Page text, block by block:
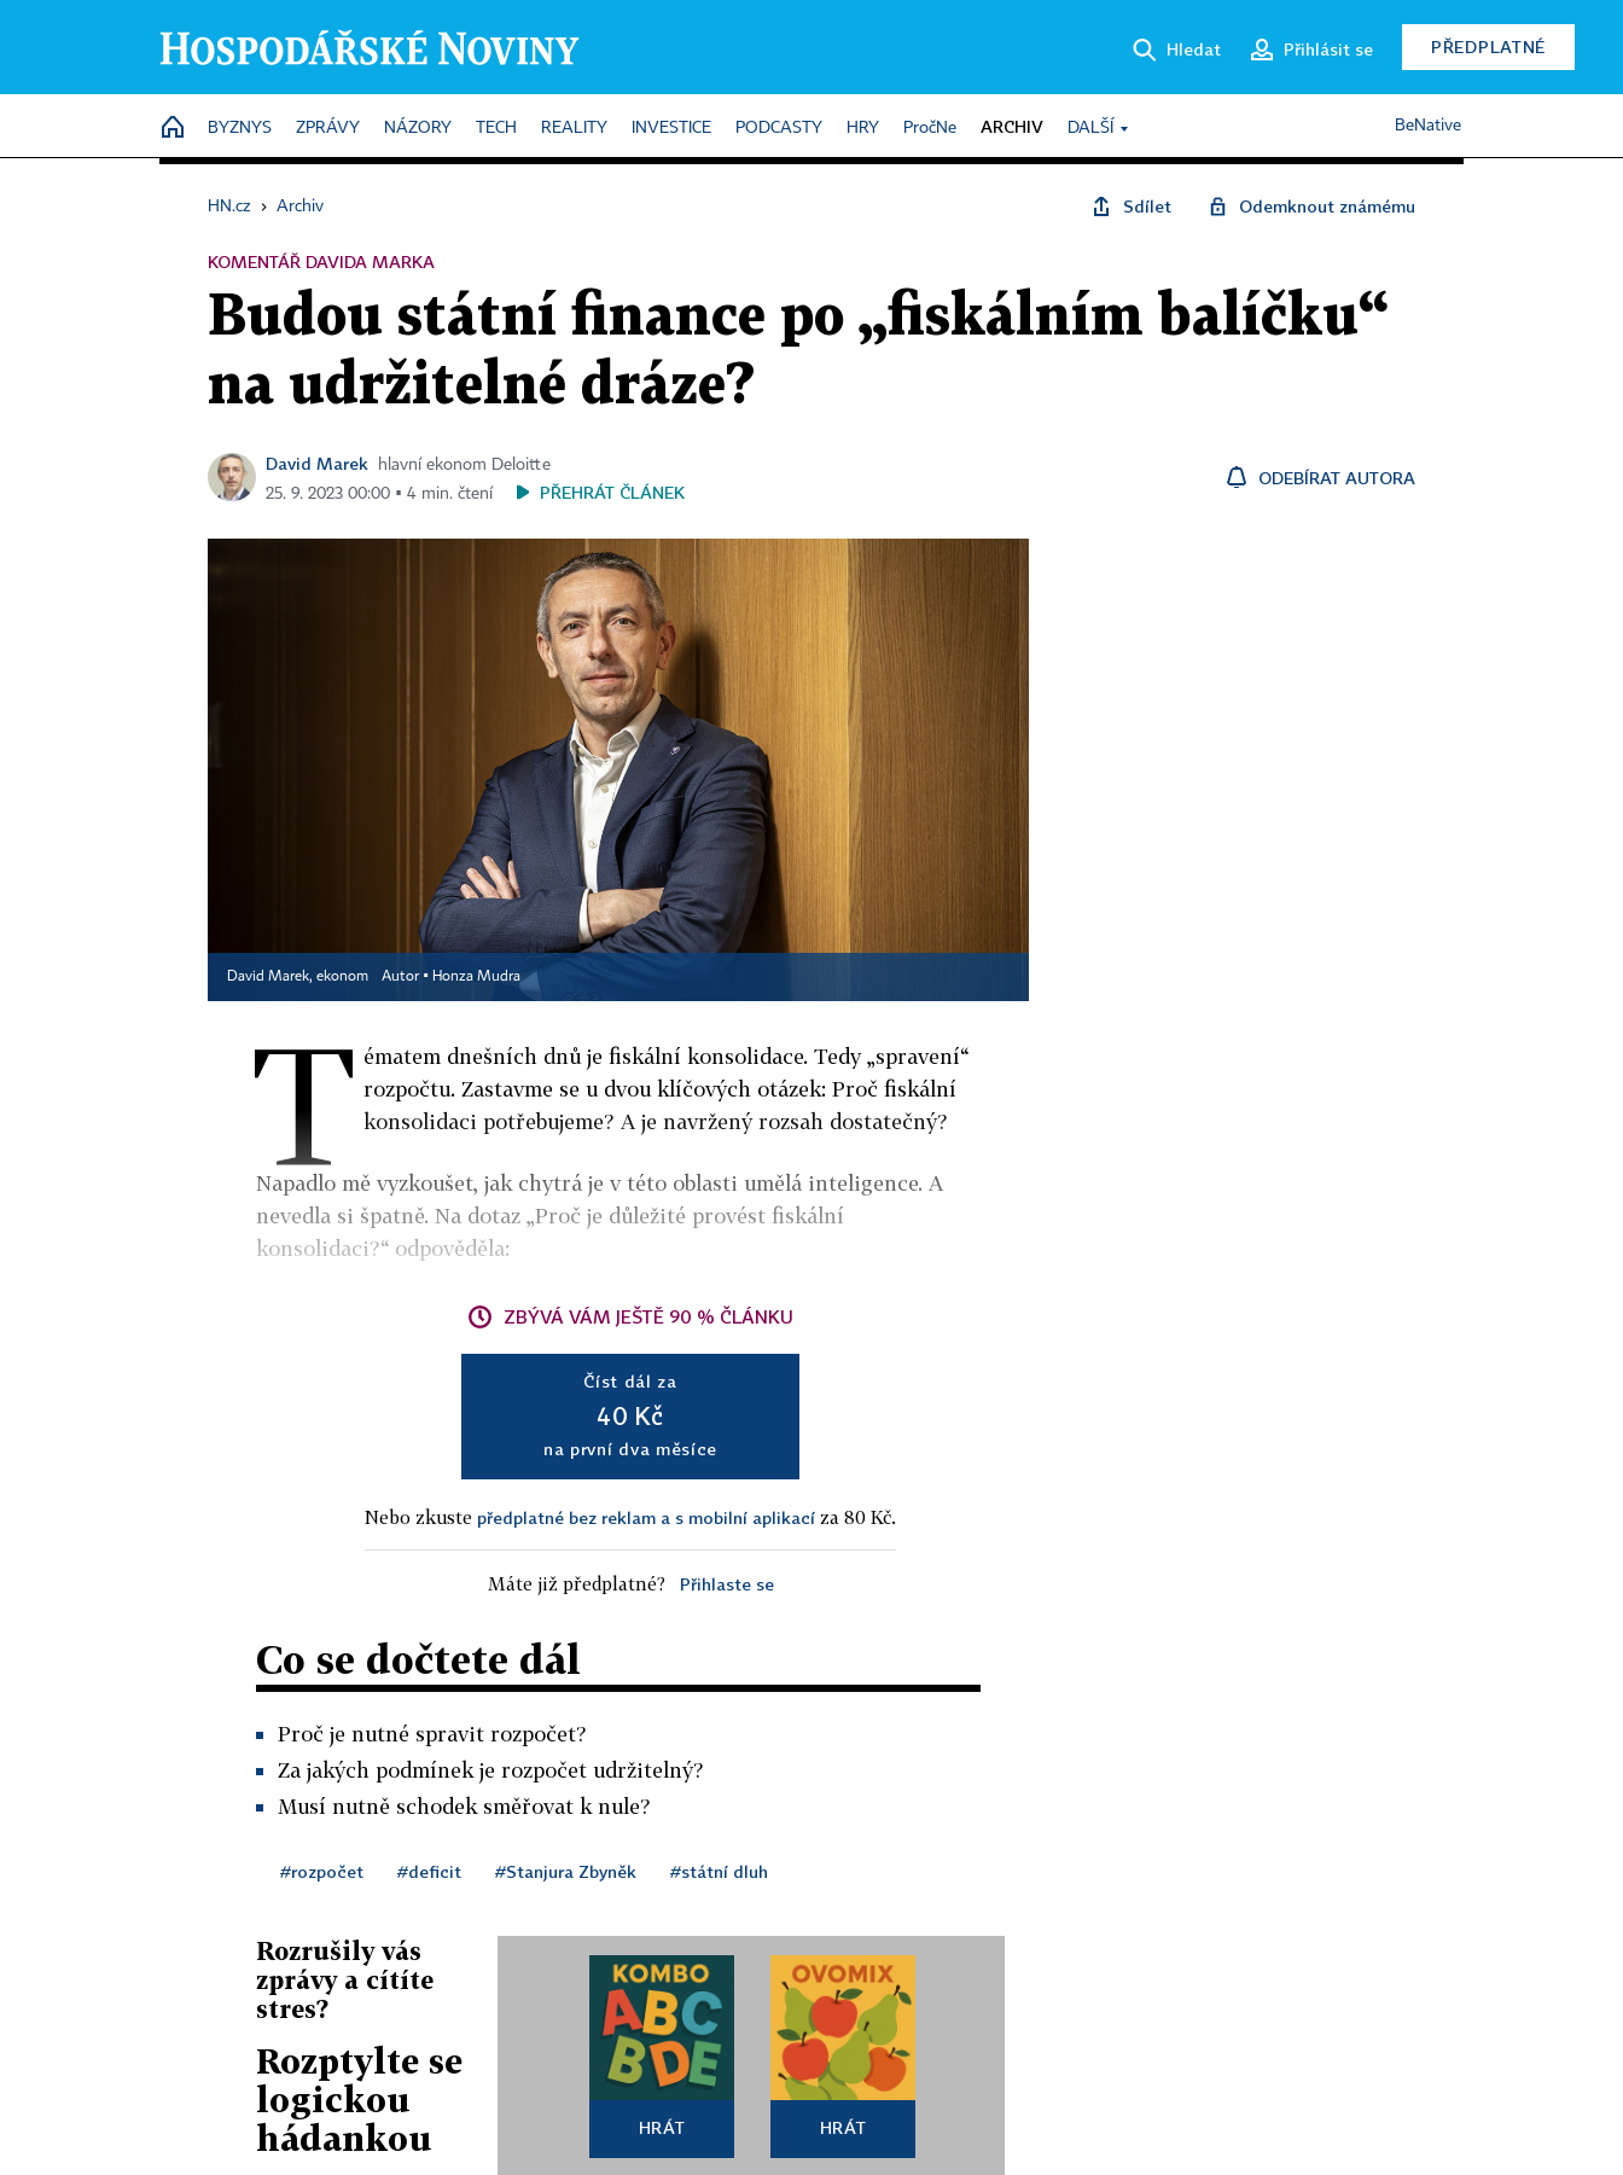
Hledat Přihlásit se PŘEDPLATNÉ
HOME
BYZNYS ZPRÁVY NÁZORY TECH REALITY INVESTICE PODCASTY HRY PročNe ARCHIV DALŠÍ BeNative
HN.cz › Archiv Sdílet Odemknout známému
KOMENTÁŘ DAVIDA MARKA
Budou státní finance po „fiskálním balíčku“
na udržitelné dráze?
David Marek
hlavní ekonom Deloitte
25. 9. 2023 00:00 ▪ 4 min. čtení
PŘEHRÁT ČLÁNEK
ODEBÍRAT AUTORA
David Marek, ekonom Autor ▪ Honza Mudra
T ématem dnešních dnů je fiskální konsolidace. Tedy „spravení“
rozpočtu. Zastavme se u dvou klíčových otázek: Proč fiskální
konsolidaci potřebujeme? A je navržený rozsah dostatečný?
Napadlo mě vyzkoušet, jak chytrá je v této oblasti umělá inteligence. A
nevedla si špatně. Na dotaz „Proč je důležité provést fiskální
konsolidaci?“ odpověděla:
ZBÝVÁ VÁM JEŠTĚ 90 % ČLÁNKU
Číst dál za
40 Kč
na první dva měsíce
Nebo zkuste předplatné bez reklam a s mobilní aplikací za 80 Kč.
Máte již předplatné? Přihlaste se
Co se dočtete dál
Proč je nutné spravit rozpočet?
Za jakých podmínek je rozpočet udržitelný?
Musí nutně schodek směřovat k nule?
#rozpočet #deficit #Stanjura Zbyněk #státní dluh
Rozrušily vás
zprávy a cítíte
stres?
Rozptylte se
logickou
hádankou
HRÁT HRÁT